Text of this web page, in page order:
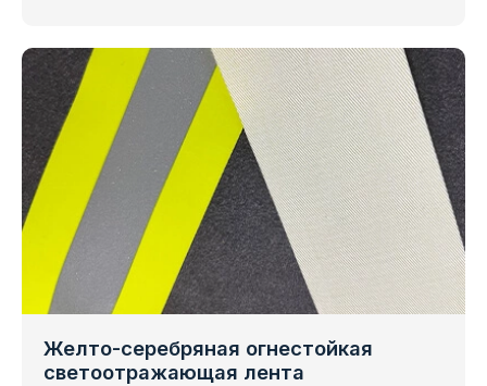
Желто-серебряная огнестойкая
светоотражающая лента